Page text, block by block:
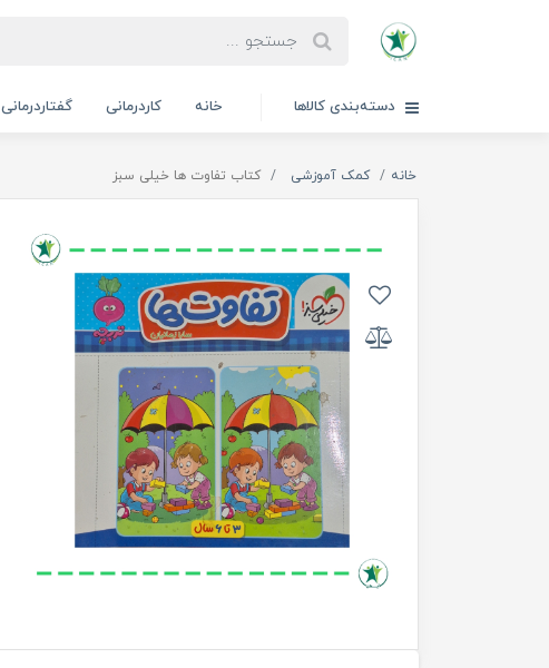
دسته‌بندی کالاها خانه کاردرمانی گفتاردرمانی
خانه کمک آموزشی کتاب تفاوت ها خیلی سبز